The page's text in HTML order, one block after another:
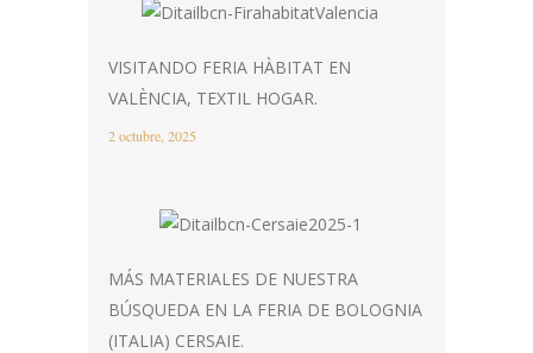
VISITANDO FERIA HÀBITAT EN
VALÈNCIA, TEXTIL HOGAR.
2 octubre, 2025
MÁS MATERIALES DE NUESTRA
BÚSQUEDA EN LA FERIA DE BOLOGNIA
(ITALIA) CERSAIE.